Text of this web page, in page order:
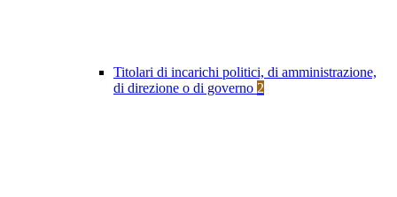
Titolari di incarichi politici, di amministrazione,
di direzione o di governo 2